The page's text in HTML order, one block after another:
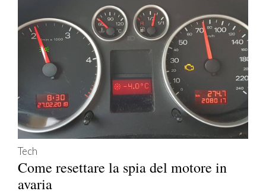
Tech
Come resettare la spia del motore in
avaria